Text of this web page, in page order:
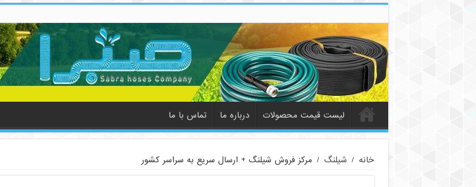
لیست قیمت محصولات درباره ما تماس با ما
خانه / شیلنگ / مرکز فروش شیلنگ + ارسال سریع به سراسر کشور